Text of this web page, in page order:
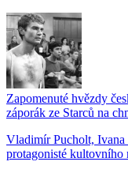
Zapomenuté hvězdy
záporák ze Starců na
Vladimír Pucholt,
protagonisté kultovního